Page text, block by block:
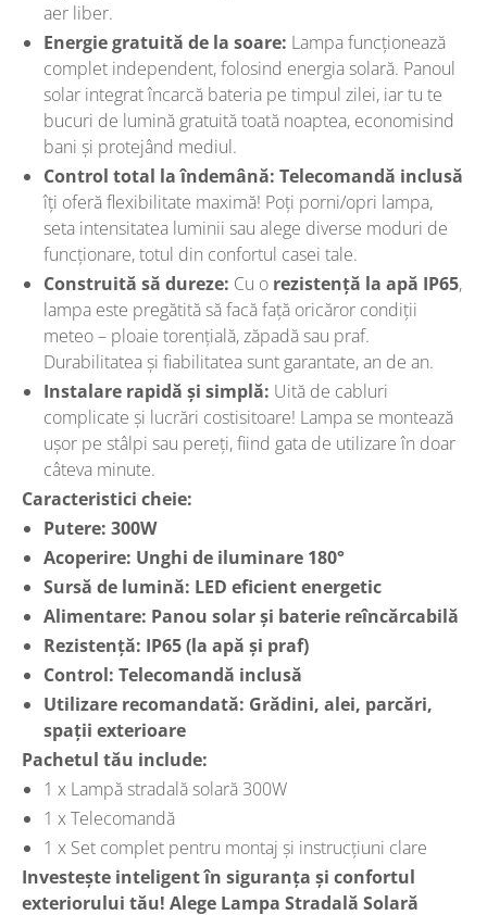
aer liber.
Energie gratuită de la soare: Lampa funcționează
complet independent, folosind energia solară. Panoul
solar integrat încarcă bateria pe timpul zilei, iar tu te
bucuri de lumină gratuită toată noaptea, economisind
bani și protejând mediul.
Control total la îndemână: Telecomandă inclusă
îți oferă flexibilitate maximă! Poți porni/opri lampa,
seta intensitatea luminii sau alege diverse moduri de
funcționare, totul din confortul casei tale.
Construită să dureze: Cu o rezistență la apă IP65,
lampa este pregătită să facă față oricăror condiții
meteo – ploaie torențială, zăpadă sau praf.
Durabilitatea și fiabilitatea sunt garantate, an de an.
Instalare rapidă și simplă: Uită de cabluri
complicate și lucrări costisitoare! Lampa se montează
ușor pe stâlpi sau pereți, fiind gata de utilizare în doar
câteva minute.
Caracteristici cheie:
Putere: 300W
Acoperire: Unghi de iluminare 180°
Sursă de lumină: LED eficient energetic
Alimentare: Panou solar și baterie reîncărcabilă
Rezistență: IP65 (la apă și praf)
Control: Telecomandă inclusă
Utilizare recomandată: Grădini, alei, parcări,
spații exterioare
Pachetul tău include:
1 x Lampă stradală solară 300W
1 x Telecomandă
1 x Set complet pentru montaj și instrucțiuni clare
Investește inteligent în siguranța și confortul
exteriorului tău! Alege Lampa Stradală Solară